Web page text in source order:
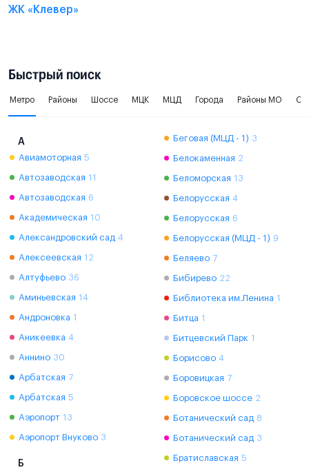
ЖК «Клевер»
Быстрый поиск
Метро Районы Шоссе МЦК МЦД Города Районы МО
А
Авиамоторная 5
Автозаводская 11
Автозаводская 6
Академическая 10
Александровский сад 4
Алексеевская 12
Алтуфьево 36
Аминьевская 14
Андроновка 1
Аникеевка 4
Аннино 30
Арбатская 7
Арбатская 5
Аэропорт 13
Аэропорт Внуково 3
Б
Беговая (МЦД - 1) 3
Белокаменная 2
Беломорская 13
Белорусская 4
Белорусская 6
Белорусская (МЦД - 1) 9
Беляево 7
Бибирево 22
Библиотека им.Ленина 1
Битца 1
Битцевский Парк 1
Борисово 4
Боровицкая 7
Боровское шоссе 2
Ботанический сад 8
Ботанический сад 3
Братиславская 5